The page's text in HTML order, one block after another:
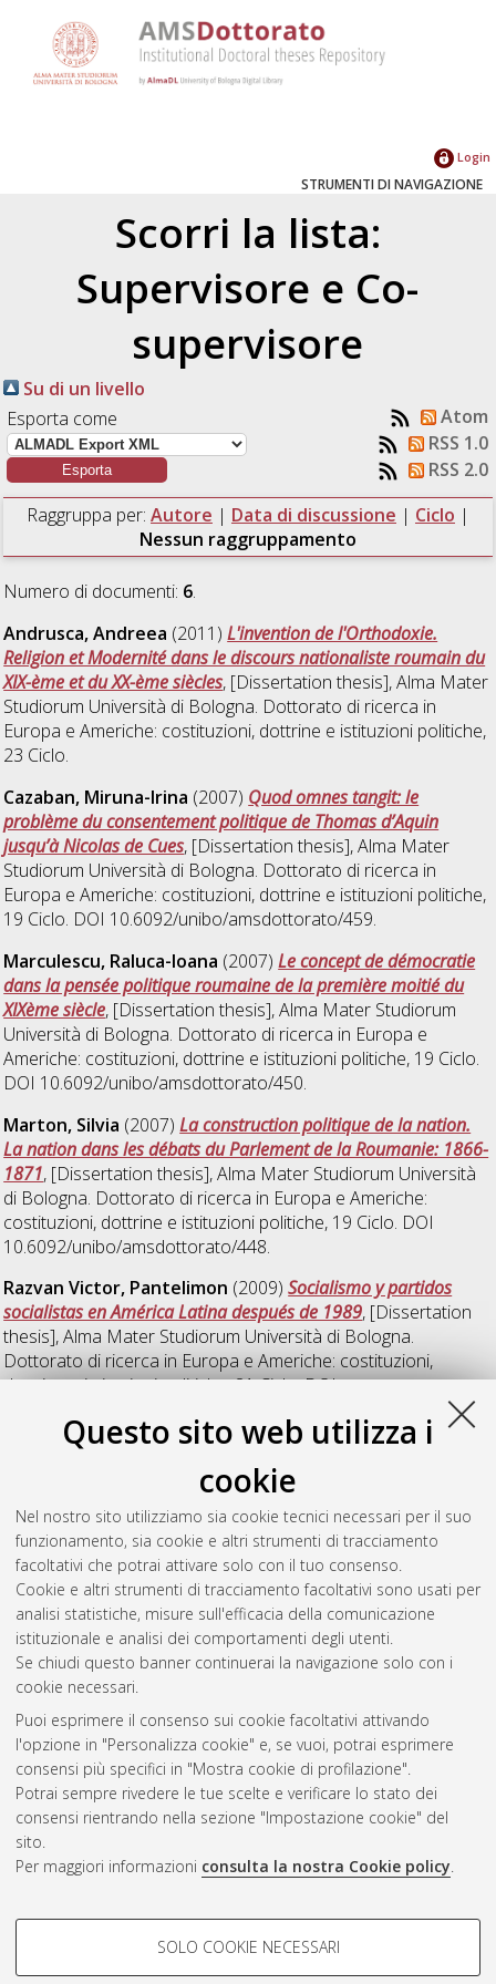
Questo sito web utilizza i
cookie
Nel nostro sito utilizziamo sia cookie tecnici necessari per il suo
funzionamento, sia cookie e altri strumenti di tracciamento
facoltativi che potrai attivare solo con il tuo consenso.
Cookie e altri strumenti di tracciamento facoltativi sono usati per
analisi statistiche, misure sull'efficacia della comunicazione
istituzionale e analisi dei comportamenti degli utenti.
Se chiudi questo banner continuerai la navigazione solo con i
cookie necessari.
Puoi esprimere il consenso sui cookie facoltativi attivando
l'opzione in "Personalizza cookie" e, se vuoi, potrai esprimere
consensi più specifici in "Mostra cookie di profilazione".
Potrai sempre rivedere le tue scelte e verificare lo stato dei
consensi rientrando nella sezione "Impostazione cookie" del
sito.
Per maggiori informazioni consulta la nostra Cookie policy.
COOKIE DI PROFILAZIONE -
SOLO COOKIE NECESSARI
Login
STRUMENTI DI NAVIGAZIONE
Scorri la lista:
Supervisore e Co-
supervisore
Su di un livello
Esporta come
Atom
RSS 1.0
RSS 2.0
Raggruppa per: Autore | Data di discussione | Ciclo |
Nessun raggruppamento
Numero di documenti: 6.
Andrusca, Andreea (2011)L'invention de l'Orthodoxie.
Religion et Modernité dans le discours nationaliste roumain du
XIX-ème et du XX-ème siècles, [Dissertation thesis], Alma Mater
Studiorum Università di Bologna. Dottorato di ricerca in
Europa e Americhe: costituzioni, dottrine e istituzioni politiche,
23 Ciclo.
Cazaban, Miruna-Irina (2007) Quod omnes tangit: le
problème du consentement politique de Thomas d’Aquin
jusqu’à Nicolas de Cues, [Dissertation thesis], Alma Mater
Studiorum Università di Bologna. Dottorato di ricerca in
Europa e Americhe: costituzioni, dottrine e istituzioni politiche,
19 Ciclo. DOI 10.6092/unibo/amsdottorato/459.
Marculescu, Raluca-Ioana (2007)Le concept de démocratie
dans la pensée politique roumaine de la première moitié du
XIXème siècle, [Dissertation thesis], Alma Mater Studiorum
Università di Bologna. Dottorato di ricerca in Europa e
Americhe: costituzioni, dottrine e istituzioni politiche, 19 Ciclo.
DOI 10.6092/unibo/amsdottorato/450.
Marton, Silvia (2007)La construction politique de la nation.
La nation dans les débats du Parlement de la Roumanie: 1866-
1871, [Dissertation thesis], Alma Mater Studiorum Università
di Bologna. Dottorato di ricerca in Europa e Americhe:
costituzioni, dottrine e istituzioni politiche, 19 Ciclo. DOI
10.6092/unibo/amsdottorato/448.
Razvan Victor, Pantelimon (2009)Socialismo y partidos
socialistas en América Latina después de 1989, [Dissertation
thesis], Alma Mater Studiorum Università di Bologna.
Dottorato di ricerca in Europa e Americhe: costituzioni,
dottrine e istituzioni politiche, 21 Ciclo. DOI
Stoica, Irina Mihaela (2010)
Welfare provision in Sweden and
the dominant position of the Sap, [Dissertation thesis], Alma
Mater Studiorum Università di Bologna. Dottorato di ricerca in
Europa e Americhe: costituzioni, dottrine e istituzioni politiche
21 Ciclo. DOI 10.6092/unibo/amsdottorato/3166.
Questa lista e' stata generata il Thu Aug 6 20:45:51 2026
Atom
Rss 1.0
Rss 2.0
ISSN: 2038-7946
Impostazioni Cookie
Informativa sulla privacy
Condizioni d’uso del sito